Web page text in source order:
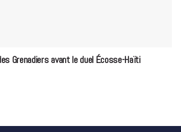
Grenadiers avant le duel Écosse-Haïti